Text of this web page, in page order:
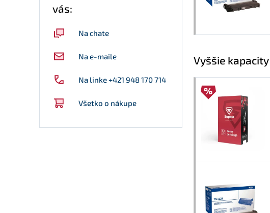
vás:
Na chate
Na e-maile
Na linke +421 948 170 714
Všetko o nákupe
Vyššie kapacity